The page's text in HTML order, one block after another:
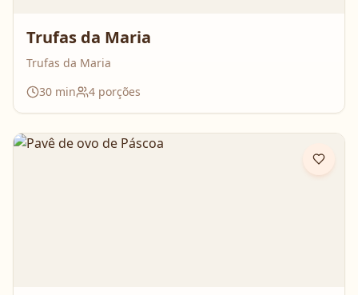
Trufas da Maria
Trufas da Maria
30 min 4 porções